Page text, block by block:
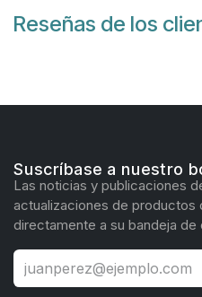
Reseñas de los
Suscríbase a nuestro
Las noticias y publicaciones
actualizaciones de productos
directamente a su bandeja de